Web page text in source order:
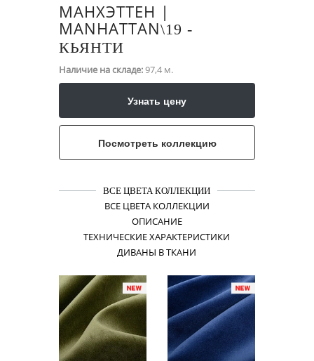
МАНХЭТТЕН |
MANHATTAN\​19 -
КЬЯНТИ
Наличие на складе:97,4 м.
Узнать цену
Посмотреть коллекцию
ВСЕ ЦВЕТА КОЛЛЕКЦИИ
ВСЕ ЦВЕТА КОЛЛЕКЦИИ
ОПИСАНИЕ
ТЕХНИЧЕСКИЕ ХАРАКТЕРИСТИКИ
ДИВАНЫ В ТКАНИ